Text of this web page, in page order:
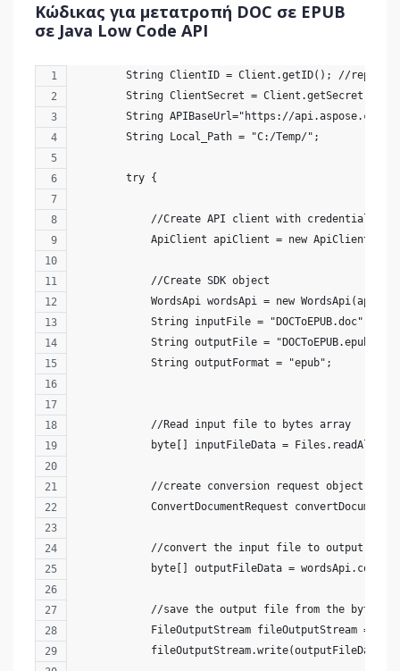
Κώδικας για μετατροπή DOC σε EPUB
σε Java Low Code API
String ClientID = Client.getID(); //
String ClientSecret = Client.getSecret();
String APIBaseUrl="https://
        String Local_Path = "C:/Temp/";
        try {
            //Create API client with credentials
ApiClient apiClient = new
            //Create SDK object
WordsApi wordsApi = new
            String inputFile = "DOCToEPUB.doc";
            String outputFile = "DOCToEPUB.epub";
            String outputFormat = "epub";
            //Read input file to bytes array
byte[] inputFileData =
//create conversion request object with
ConvertDocumentRequest
//convert the input file to output
byte[] outputFileData =
//save the output file from the bytes
FileOutputStream fileOutputStream =
            fileOutputStream.write(outputFileData);